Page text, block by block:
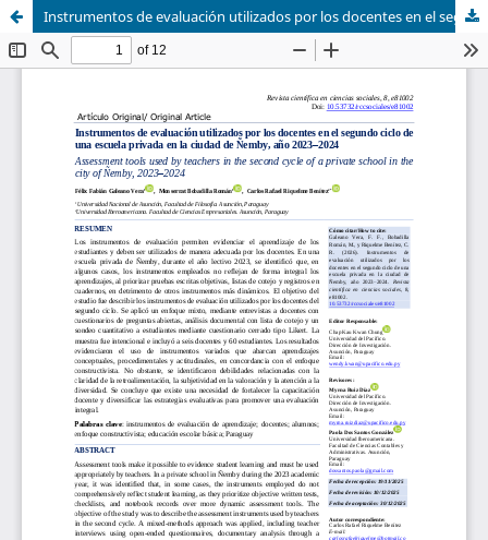
Instrumentos de evaluación utilizados por los docentes en el segundo ciclo de una escuela privada en la ciudad de Ñemby, año 2023–2024